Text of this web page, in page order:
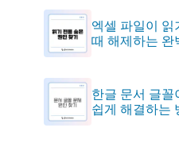
엑셀 파일이 읽
때 해제하는 완
한글 문서 글꼴
쉽게 해결하는